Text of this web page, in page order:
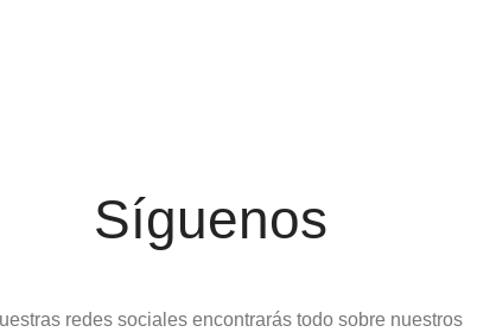
Síguenos
redes sociales encontrarás todo sobre nuestros